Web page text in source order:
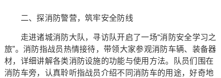
二、探消防警营，筑牢安全防线
走进诸城消防大队，寻访队开启了一场“消防安全学习之
旅”。消防指战员热情接待，带领大家参观消防车辆、装备器
材，详细讲解各类消防设施的功能与使用方法。队员们围在
消防车旁，认真聆听指战员介绍不同消防车的用途，好奇地